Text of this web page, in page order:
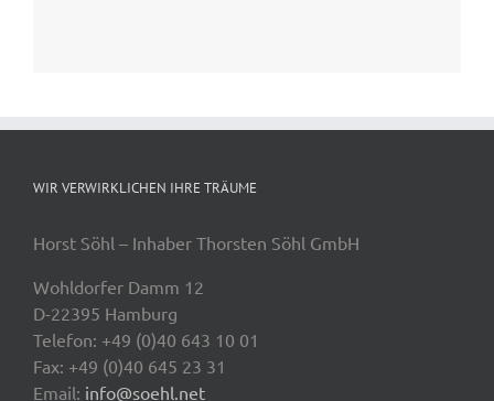
WIR VERWIRKLICHEN IHRE TRÄUME
Horst Söhl – Inhaber Thorsten Söhl GmbH
Wohldorfer Damm 12
D-22395 Hamburg
Telefon: +49 (0)40 643 10 01
Fax: +49 (0)40 645 23 31
Email: info@soehl.net